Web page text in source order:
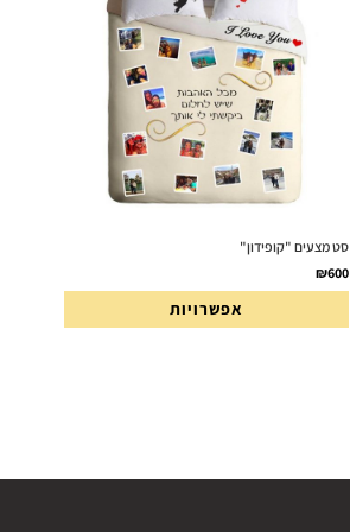
סט מצעים "קופידון"
₪600
אפשרויות